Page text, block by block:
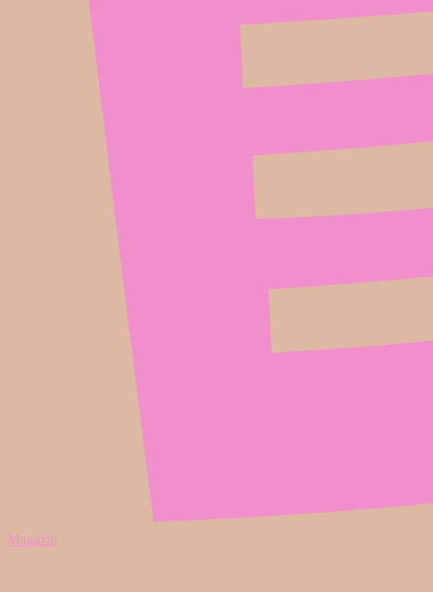
Magazin